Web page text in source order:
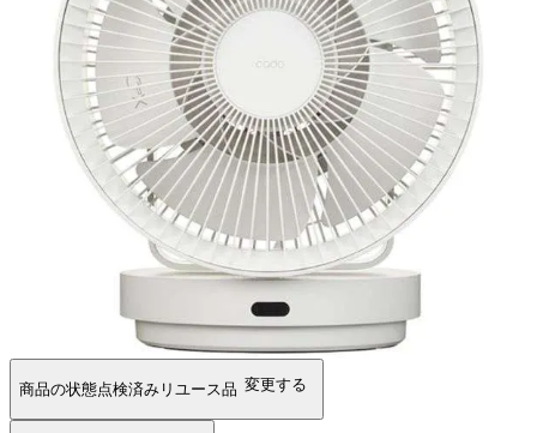
商品の状態点検済みリユース品 変更する